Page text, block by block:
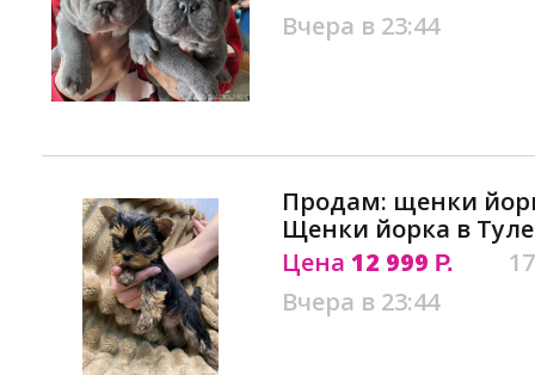
Вчера в 23:44
Продам: щенки
Щенки йорка в Туле
Цена 12 999 Р.
Вчера в 23:44